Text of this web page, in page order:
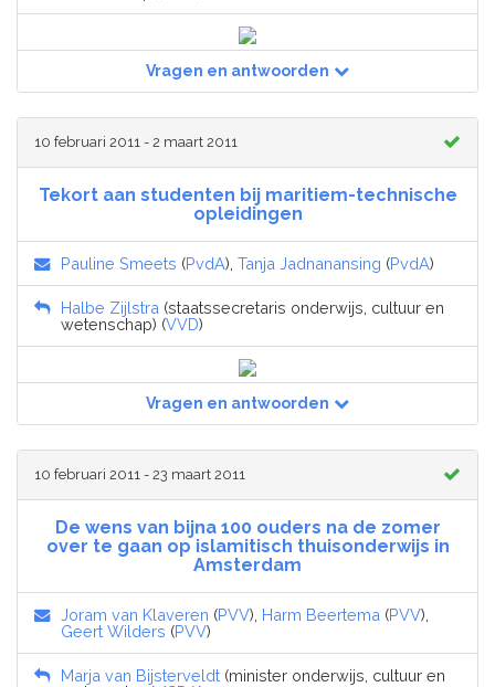
Vragen en antwoorden
10 februari 2011 - 2 maart 2011
Tekort aan studenten bij maritiem-technische
opleidingen
Pauline Smeets (PvdA), Tanja Jadnanansing (PvdA)
Halbe Zijlstra (staatssecretaris onderwijs, cultuur en
wetenschap) (VVD)
Vragen en antwoorden
10 februari 2011 - 23 maart 2011
De wens van bijna 100 ouders na de zomer
over te gaan op islamitisch thuisonderwijs in
Amsterdam
Joram van Klaveren (PVV), Harm Beertema (PVV),
Geert Wilders (PVV)
Marja van Bijsterveldt (minister onderwijs, cultuur en